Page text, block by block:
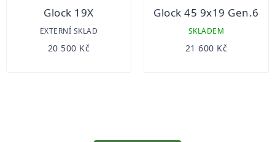
Glock 19X
EXTERNÍ SKLAD
20 500 Kč
Glock 45 9x19 Gen.6
SKLADEM
21 600 Kč